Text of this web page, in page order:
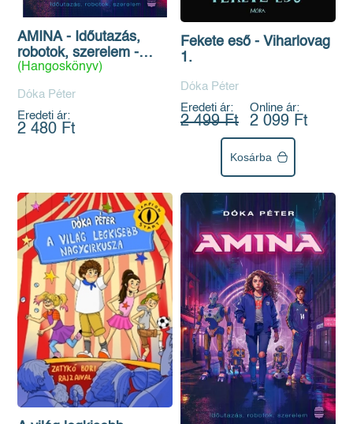
AMINA - Időutazás,
robotok, szerelem -
Hangoskönyv
(Hangoskönyv)
Dóka Péter
Eredeti ár:
2 480 Ft
Fekete eső - Viharlovag
1.
Dóka Péter
Eredeti ár:
2 499 Ft
Online ár:
2 099 Ft
Kosárba